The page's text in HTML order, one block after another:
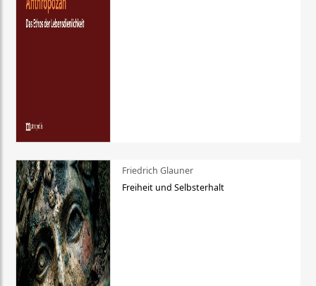
Friedrich Glauner
Freiheit und Selbsterhalt